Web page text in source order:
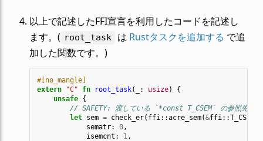
以上で記述したFFI宣言を利用したコードを記述し
ます。( root_task は Rustタスクを追加する で追
加した関数です。)
#[no_mangle]
extern
"C" fn root_task( : usize)
{
unsafe {
// SAFETY: 渡している `*const T_CSEM` の参照先は読
let sem = check_er( ffi::acre_sem(&ffi::T_CSEM
sematr: 0,
isemcnt : 1,